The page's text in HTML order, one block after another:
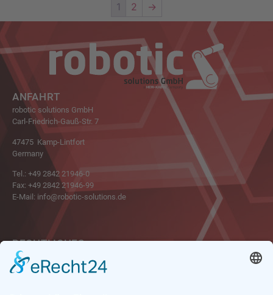
1 2 →
ANFAHRT
robotic solutions GmbH
Carl-Friedrich-Gauß-Str. 7
47475 Kamp-Lintfort
Germany
Tel.: +49 2842 21946-0
Fax: +49 2842 21946-99
E-Mail: info@robotic-solutions.de
RECHTLICHES
Privacy policy
Datenschutz